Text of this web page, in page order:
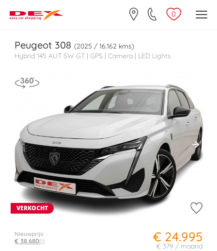
0
Peugeot 308 (2025 / 16.162 kms)
Hybrid 145 AUT SW GT | GPS | Camera | LED Lights
VERKOCHT
€ 24.995
€ 379 / maand
Nieuwprijs:
€ 38.680(i)